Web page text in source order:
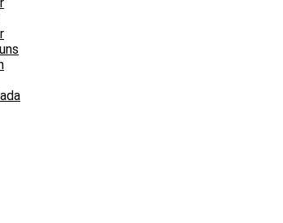
alles nur erdenklich Liebe und Gute zu
& Mac
an Ute, Ägypten, Rotes Meer, Hurghada, Deutsche